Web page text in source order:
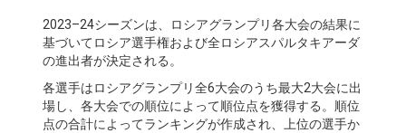
2023–24シーズンは、ロシアグランプリ各大会の結果に
基づいてロシア選手権および全ロシアスパルタキアーダ
の進出者が決定される。
各選手はロシアグランプリ全6大会のうち最大2大会に出
場し、各大会での順位によって順位点を獲得する。順位
点の合計によってランキングが作成され、上位の選手か